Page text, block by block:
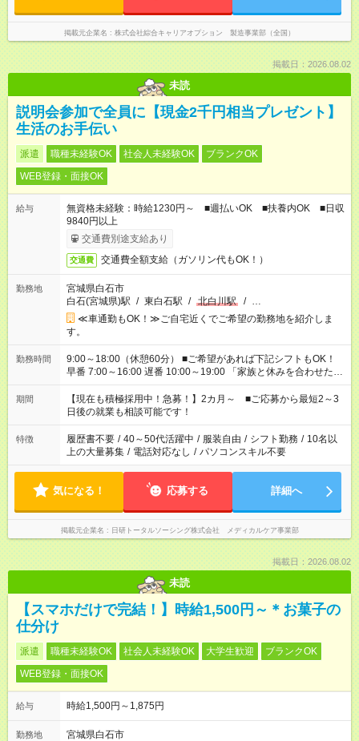
掲載元企業名 株式会社綜合キャリアオプション 製造事業部（全国）
掲載日：2026.08.02
未読
説明会参加で全員に【現金2千円相当プレゼント】
生活のお手伝い
派遣 職種未経験OK 社会人未経験OK
ブランクOK
WEB登録・面接OK
給与
無資格未経験：時給1230円～ ■週払いOK ■扶養内OK ■日収
9840円以上
交通費別途支給あり
交通費 交通費全額支給（ガソリン代もOK！）
勤務地
宮城県白石市
白石(宮城県)駅 / 東白石駅 / 北白川駅 / …
≪車通勤もOK！≫ご自宅近くでご希望の勤務地を紹介しま
す。
勤務時間
9:00～18:00（休憩60分） ■ご希望があれば下記シフトもOK！
早番 7:00～16:00 遅番 10:00～19:00 「家族と休みを合わせた
い」 「余裕を持って夕飯の準備がしたい」 「できれば残業はし
たくない」 など、ご希望を教えてくださいね。 ※Wワーク希望
の方へ 今ご覧のお仕事で希望する勤務時間と、もう1つのお仕事
の勤務時間。 合計で週40時間を超える場合は応募できません。
期間
【現在も積極採用中！急募！】2カ月～ ■ご応募から最短2～3
日後の就業も相談可能です！
特徴 履歴書不要 / 40～50代活躍中 / 服装自由 / シフト勤務 / 10名以
上の大量募集 / 電話対応なし / パソコンスキル不要
気になる！ 応募する 詳細へ
掲載元企業名 日研トータルソーシング株式会社 メディカルケア事業部
掲載日：2026.08.02
未読
【スマホだけで完結！】時給1,500円～＊お菓子の
仕分け
派遣 職種未経験OK 社会人未経験OK 大学生歓迎
ブランクOK
WEB登録・面接OK
給与 時給1,500円～1,875円
勤務地
宮城県白石市